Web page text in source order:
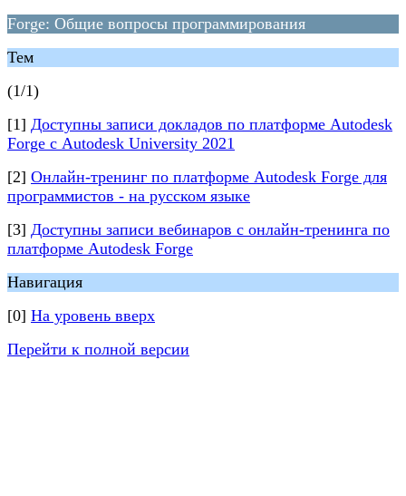
Forge: Общие вопросы программирования
Тем
(1/1)
[1] Доступны записи докладов по платформе Autodesk
Forge с Autodesk University 2021
[2] Онлайн-тренинг по платформе Autodesk Forge для
программистов - на русском языке
[3] Доступны записи вебинаров с онлайн-тренинга по
платформе Autodesk Forge
Навигация
[0] На уровень вверх
Перейти к полной версии